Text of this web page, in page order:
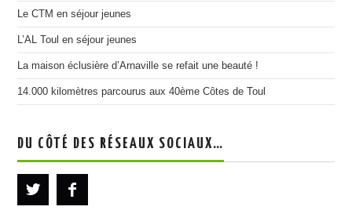
Le CTM en séjour jeunes
L’AL Toul en séjour jeunes
La maison éclusière d’Arnaville se refait une beauté !
14.000 kilomètres parcourus aux 40ème Côtes de Toul
DU CÔTÉ DES RÉSEAUX SOCIAUX…